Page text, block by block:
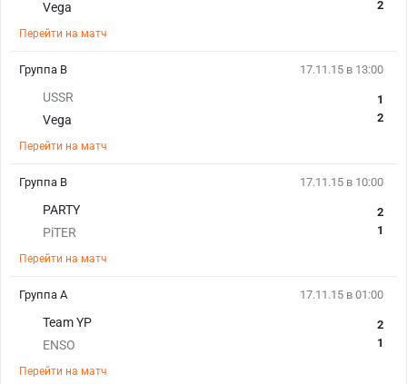
Vega
2
Перейти на матч
17.11.15 в 13:00
USSR
Vega
1
2
Перейти на матч
Группа В
17.11.15 в 10:00
PARTY
PiTER
2
1
Перейти на матч
Группа В
17.11.15 в 01:00
Team YP
ENSO
2
1
Перейти на матч
Группа А